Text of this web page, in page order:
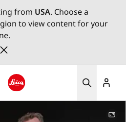
from USA. Choose a
to view content for your